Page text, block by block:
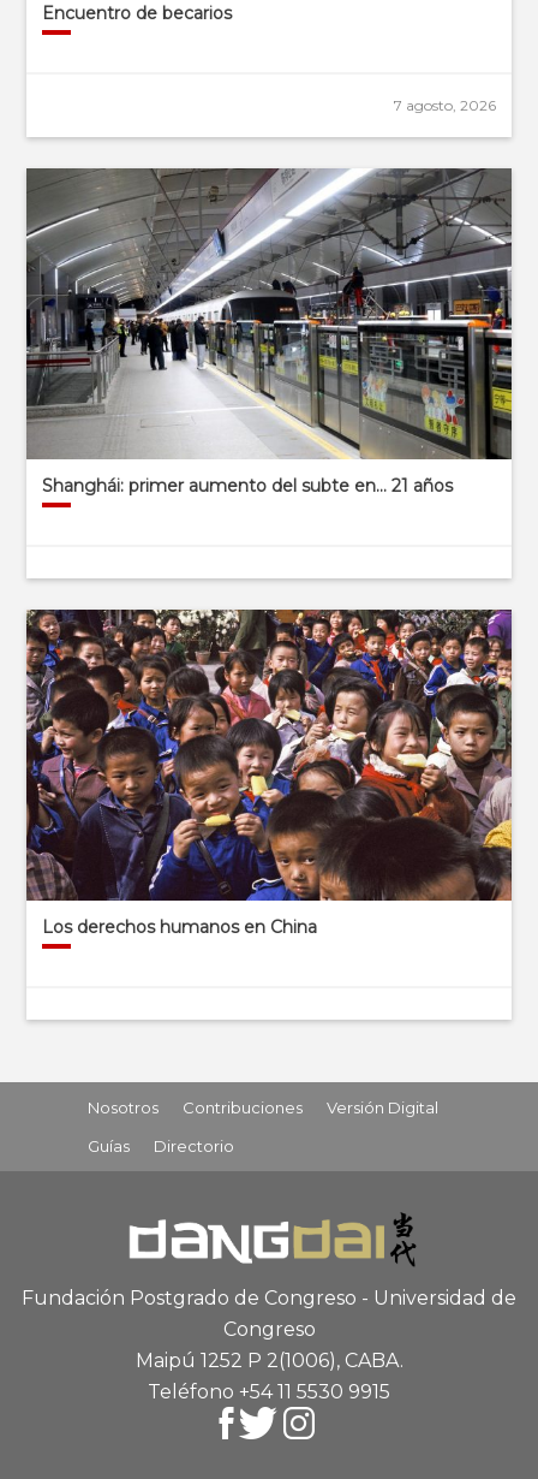
Encuentro de becarios
7 agosto, 2026
Shanghái: primer aumento del subte en… 21 años
Los derechos humanos en China
Nosotros Contribuciones
Versión Digital
Guías
Directorio
Fundación Postgrado de Congreso - Universidad de
Congreso
Maipú 1252 P 2(1006), CABA.
Teléfono +54 11 5530 9915